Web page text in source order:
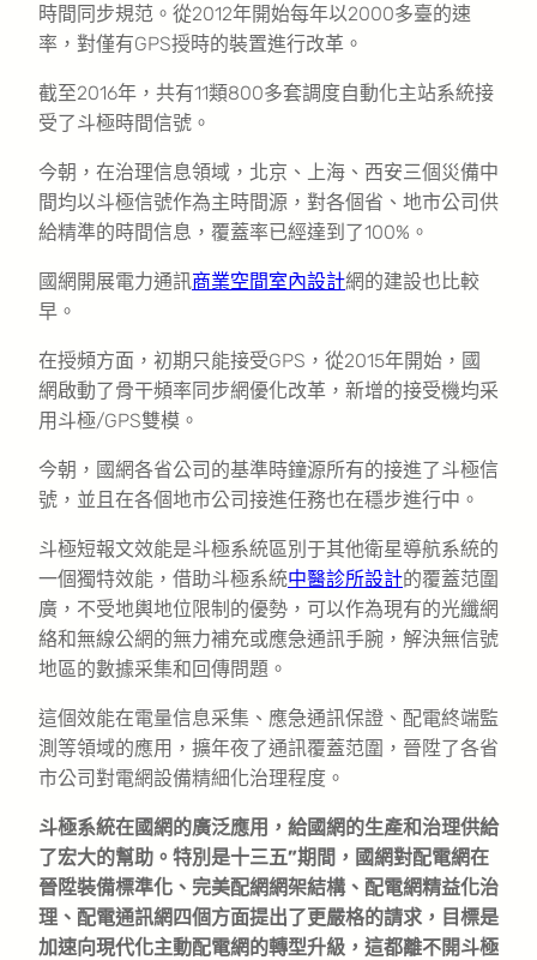
時間同步規范。從2012年開始每年以2000多臺的速
率，對僅有GPS授時的裝置進行改革。
截至2016年，共有11類800多套調度自動化主站系統接
受了斗極時間信號。
今朝，在治理信息領域，北京、上海、西安三個災備中
間均以斗極信號作為主時間源，對各個省、地市公司供
給精準的時間信息，覆蓋率已經達到了100%。
國網開展電力通訊商業空間室內設計網的建設也比較
早。
在授頻方面，初期只能接受GPS，從2015年開始，國
網啟動了骨干頻率同步網優化改革，新增的接受機均采
用斗極/GPS雙模。
今朝，國網各省公司的基準時鐘源所有的接進了斗極信
號，並且在各個地市公司接進任務也在穩步進行中。
斗極短報文效能是斗極系統區別于其他衛星導航系統的
一個獨特效能，借助斗極系統中醫診所設計的覆蓋范圍
廣，不受地輿地位限制的優勢，可以作為現有的光纖網
絡和無線公網的無力補充或應急通訊手腕，解決無信號
地區的數據采集和回傳問題。
這個效能在電量信息采集、應急通訊保證、配電終端監
測等領域的應用，擴年夜了通訊覆蓋范圍，晉陞了各省
市公司對電網設備精細化治理程度。
斗極系統在國網的廣泛應用，給國網的生產和治理供給
了宏大的幫助。特別是十三五”期間，國網對配電網在
晉陞裝備標準化、完美配網網架結構、配電網精益化治
理、配電通訊網四個方面提出了更嚴格的請求，目標是
加速向現代化主動配電網的轉型升級，這都離不開斗極